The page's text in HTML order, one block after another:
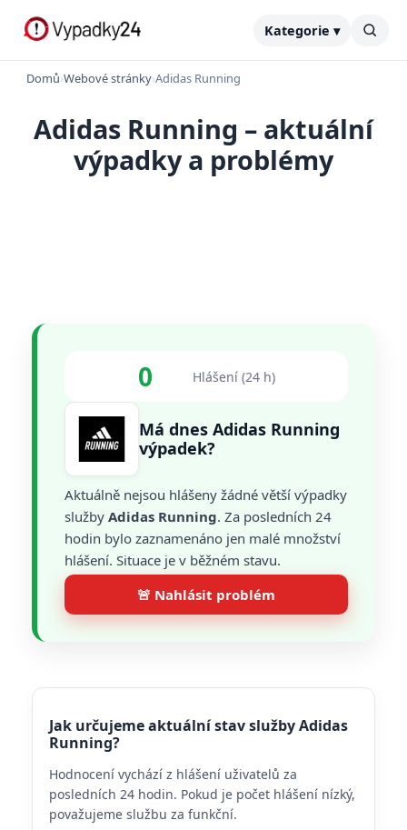
Kategorie ▾
Domů›Webové stránky›Adidas Running
Adidas Running – aktuální
výpadky a problémy
0 Hlášení (24 h)
Má dnes Adidas Running
výpadek?
Aktuálně nejsou hlášeny žádné větší výpadky
služby Adidas Running. Za posledních 24
hodin bylo zaznamenáno jen malé množství
hlášení. Situace je v běžném stavu.
🚨 Nahlásit problém
Jak určujeme aktuální stav služby Adidas
Running?
Hodnocení vychází z hlášení uživatelů za
posledních 24 hodin. Pokud je počet hlášení nízký,
považujeme službu za funkční.